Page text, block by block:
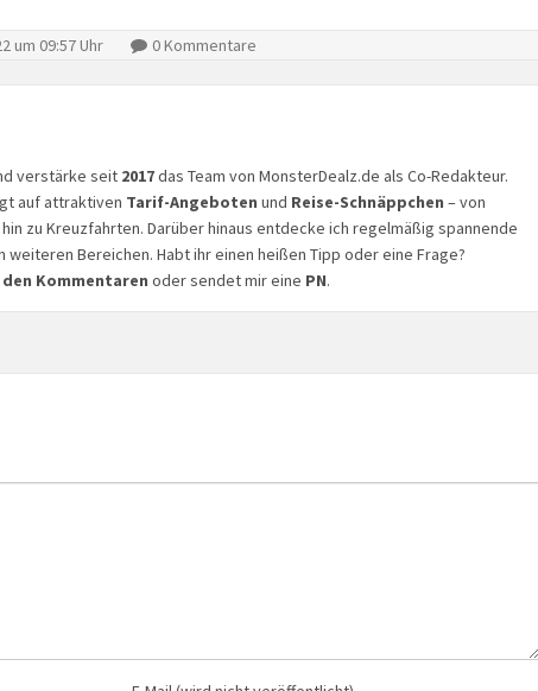
um 09:57 Uhr 0 Kommentare
verstärke seit 2017das Team von MonsterDealz.de als Co-Redakteur.
auf attraktiven Tarif-Angeboten und Reise-Schnäppchen – von
zu Kreuzfahrten. Darüber hinaus entdecke ich regelmäßig spannende
weiteren Bereichen. Habt ihr einen heißen Tipp oder eine Frage?
den Kommentaren oder sendet mir eine PN.